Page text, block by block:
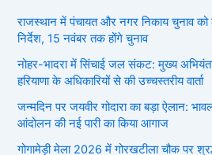
राजस्थान में पंचायत और नगर निकाय चुनाव
निर्देश, 15 नवंबर तक होंगे चुनाव
नोहर-भादरा में सिंचाई जल संकट: मुख्य
हरियाणा के अधिकारियों से की उच्चस्तरीय वार्ता
जन्मदिन पर जयवीर गोदारा का बड़ा ऐलान:
आंदोलन की नई पारी का किया आगाज
गोगामेड़ी मेला 2026 में गोरखटीला चौक पर